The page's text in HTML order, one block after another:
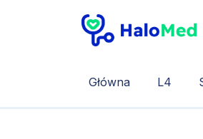
Główna L4